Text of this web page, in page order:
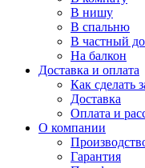
В нишу
В спальню
В частный
На балкон
Доставка и оплата
Как сделать
Доставка
Оплата и
О компании
Гарантия